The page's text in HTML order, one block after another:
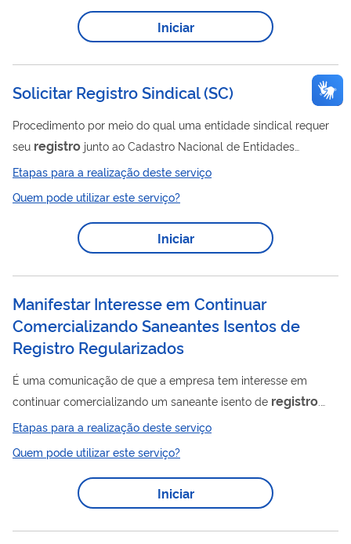
Iniciar
Solicitar Registro Sindical(SC)
Procedimento por meio do qual uma entidade sindical requer
seu registro junto ao Cadastro Nacional de Entidades
Sindicais - CNES (Sindicatos, Federações e Confederações).
Etapas para a realização deste serviço
Quem pode utilizar este serviço?
Iniciar
Manifestar Interesse em Continuar
Comercializando Saneantes Isentos de
Registro Regularizados
É uma comunicação de que a empresa tem interesse em
continuar comercializando um saneante isento de registro
Deve ser feita nos últimos seis meses antes de vencer a
notificação do produto, que vale por 10 anos.
Etapas para a realização deste serviço
Quem pode utilizar este serviço?
Iniciar